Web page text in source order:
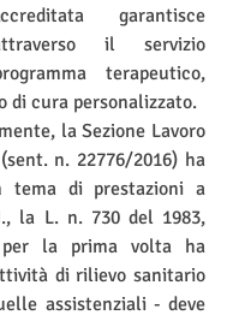
garantisce
il servizio
terapeutico,
di cura personalizzato.
la Sezione Lavoro
n. 22776/2016) ha
tema di prestazioni a
la L. n. 730 del 1983,
la prima volta ha
di rilievo sanitario
assistenziali - deve